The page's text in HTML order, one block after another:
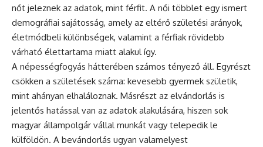
nőt jeleznek az adatok, mint férfit. A női többlet egy ismert
demográfiai sajátosság, amely az eltérő születési arányok,
életmódbeli különbségek, valamint a férfiak rövidebb
várható élettartama miatt alakul így.
A népességfogyás hátterében számos tényező áll. Egyrészt
csökken a születések száma: kevesebb gyermek születik,
mint ahányan elhaláloznak. Másrészt az elvándorlás is
jelentős hatással van az adatok alakulására, hiszen sok
magyar állampolgár vállal munkát vagy telepedik le
külföldön. A bevándorlás ugyan valamelyest